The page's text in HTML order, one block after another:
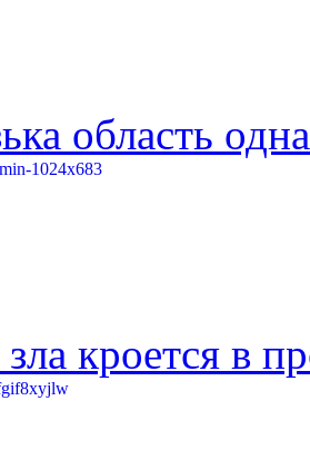
область
кроется в